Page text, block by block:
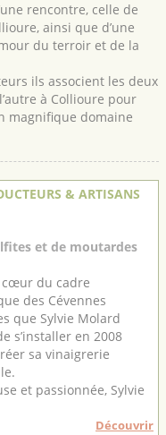
rencontre, celle de
ainsi que d’une
du terroir et de la
ils associent les deux
à Collioure pour
magnifique domaine
& ARTISANS
et de moutardes
cœur du cadre
des Cévennes
que Sylvie Molard
s’installer en 2008
sa vinaigrerie
et passionnée, Sylvie
Découvrir